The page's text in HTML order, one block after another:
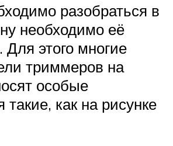
разобраться в
необходимо её
Для этого многие
триммеров на
особые
такие, как на рисунке